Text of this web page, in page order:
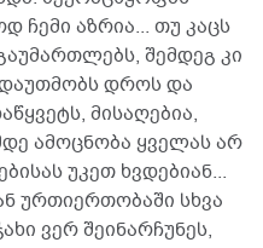
ჩემი აზრია... თუ კაცს
შემდეგ კი
დროს და
მისაღებია,
ამოცნობა ყველას არ
უკეთ ხვდებიან...
ურთიერთობაში სხვა
ვერ შეინარჩუნეს,